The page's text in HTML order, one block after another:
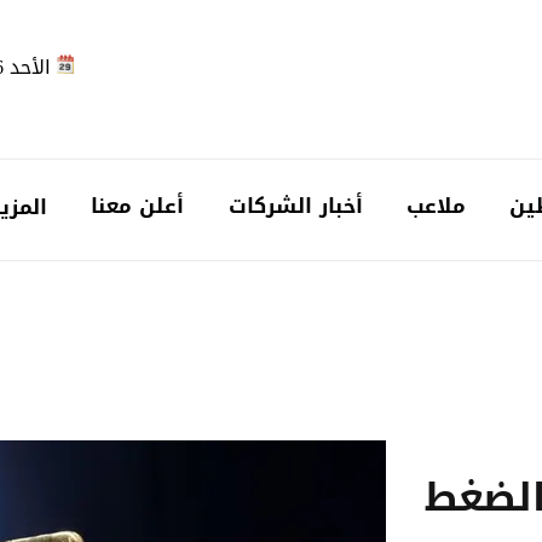
الأحد 2026-08-09
ملاعب أخبار الشركات أعلن معنا